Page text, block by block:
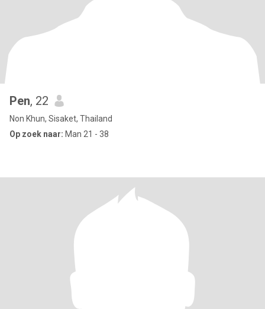
Pen, 22
Non Khun, Sisaket, Thailand
Op zoek naar: Man 21 - 38